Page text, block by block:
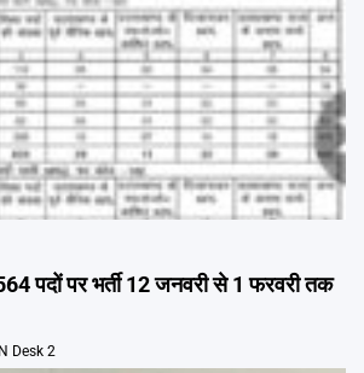
पदों पर भर्ती 12 जनवरी से 1 फरवरी तक
Desk 2